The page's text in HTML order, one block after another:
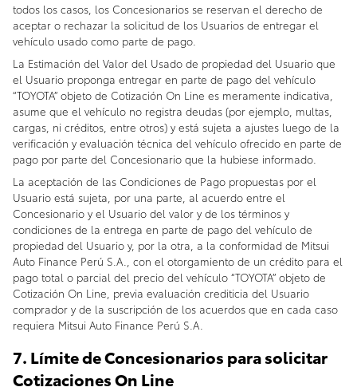
todos los casos, los Concesionarios se reservan el derecho de
aceptar o rechazar la solicitud de los Usuarios de entregar el
vehículo usado como parte de pago.
La Estimación del Valor del Usado de propiedad del Usuario que
el Usuario proponga entregar en parte de pago del vehículo
“TOYOTA” objeto de Cotización On Line es meramente indicativa,
asume que el vehículo no registra deudas (por ejemplo, multas,
cargas, ni créditos, entre otros) y está sujeta a ajustes luego de la
verificación y evaluación técnica del vehículo ofrecido en parte de
pago por parte del Concesionario que la hubiese informado.
La aceptación de las Condiciones de Pago propuestas por el
Usuario está sujeta, por una parte, al acuerdo entre el
Concesionario y el Usuario del valor y de los términos y
condiciones de la entrega en parte de pago del vehículo de
propiedad del Usuario y, por la otra, a la conformidad de Mitsui
Auto Finance Perú S.A., con el otorgamiento de un crédito para el
pago total o parcial del precio del vehículo “TOYOTA” objeto de
Cotización On Line, previa evaluación crediticia del Usuario
comprador y de la suscripción de los acuerdos que en cada caso
requiera Mitsui Auto Finance Perú S.A.
7. Límite de Concesionarios para solicitar
Cotizaciones On Line